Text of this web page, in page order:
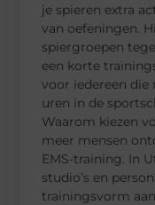
je spieren extra
van oefeningen.
spiergroepen
een korte
voor iedereen die
uren in de
Waarom kiezen
meer mensen
EMS-training. In
studio’s en
trainingsvorm